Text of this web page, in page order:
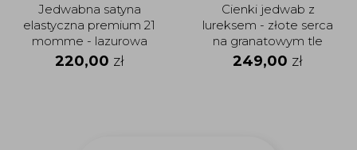
Jedwabna satyna
elastyczna premium 21
momme - lazurowa
220,00 zł
Cienki jedwab z
lureksem - złote serca
na granatowym tle
249,00 zł